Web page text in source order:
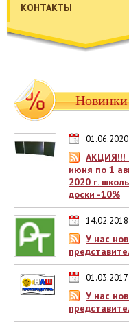
КОНТАКТЫ
Новинки
01.06.2020
АКЦИЯ!!!
июня по 1
2020 г.
доски -10%
14.02.2018
У нас
01.03.2017
У нас